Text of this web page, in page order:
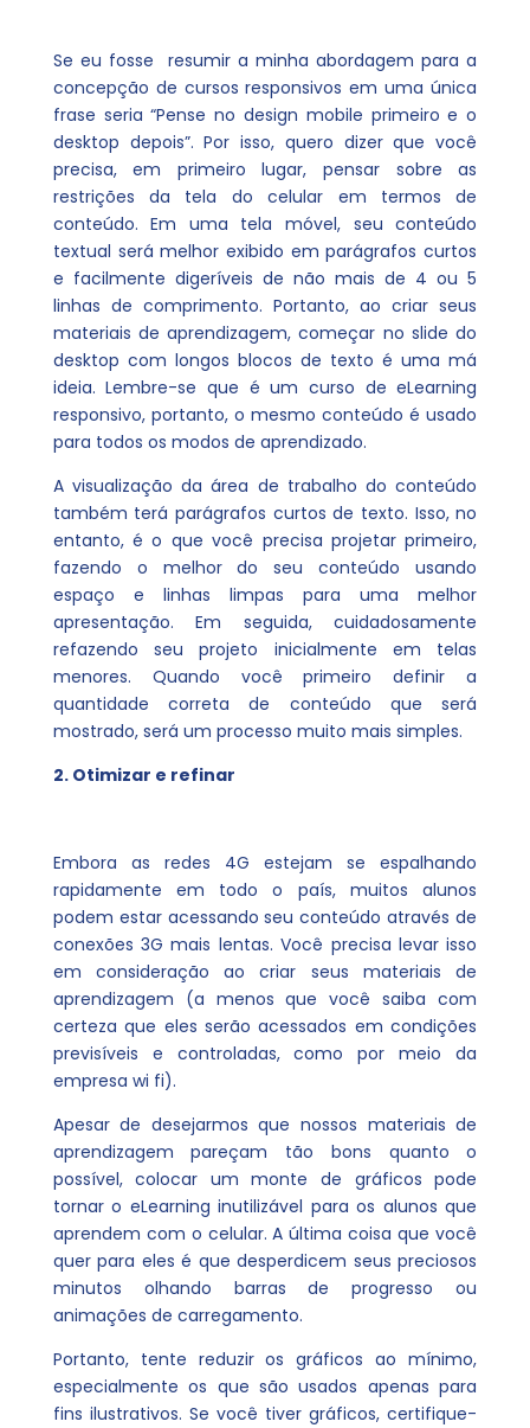
Se eu fosse resumir a minha abordagem para a
concepção de cursos responsivos em uma única
frase seria “Pense no design mobile primeiro e o
desktop depois”. Por isso, quero dizer que você
precisa, em primeiro lugar, pensar sobre as
restrições da tela do celular em termos de
conteúdo. Em uma tela móvel, seu conteúdo
textual será melhor exibido em parágrafos curtos
e facilmente digeríveis de não mais de 4 ou 5
linhas de comprimento. Portanto, ao criar seus
materiais de aprendizagem, começar no slide do
desktop com longos blocos de texto é uma má
ideia. Lembre-se que é um curso de eLearning
responsivo, portanto, o mesmo conteúdo é usado
para todos os modos de aprendizado.
A visualização da área de trabalho do conteúdo
também terá parágrafos curtos de texto. Isso, no
entanto, é o que você precisa projetar primeiro,
fazendo o melhor do seu conteúdo usando
espaço e linhas limpas para uma melhor
apresentação. Em seguida, cuidadosamente
refazendo seu projeto inicialmente em telas
menores. Quando você primeiro definir a
quantidade correta de conteúdo que será
mostrado, será um processo muito mais simples.
2. Otimizar e refinar
Embora as redes 4G estejam se espalhando
rapidamente em todo o país, muitos alunos
podem estar acessando seu conteúdo através de
conexões 3G mais lentas. Você precisa levar isso
em consideração ao criar seus materiais de
aprendizagem (a menos que você saiba com
certeza que eles serão acessados ​​em condições
previsíveis e controladas, como por meio da
empresa wi fi).
Apesar de desejarmos que nossos materiais de
aprendizagem pareçam tão bons quanto o
possível, colocar um monte de gráficos pode
tornar o eLearning inutilizável para os alunos que
aprendem com o celular. A última coisa que você
quer para eles é que desperdicem seus preciosos
minutos olhando barras de progresso ou
animações de carregamento.
Portanto, tente reduzir os gráficos ao mínimo,
especialmente os que são usados ​​apenas para
fins ilustrativos. Se você tiver gráficos, certifique-